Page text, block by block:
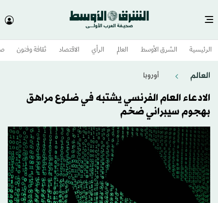
الرئيسية الشرق الأوسط​ العالم الرأي الاقتصاد ثقافة وفنون
العالم أوروبا
الادعاء العام الفرنسي يشتبه في ضلوع مراهق
بهجوم سيبراني ضخم